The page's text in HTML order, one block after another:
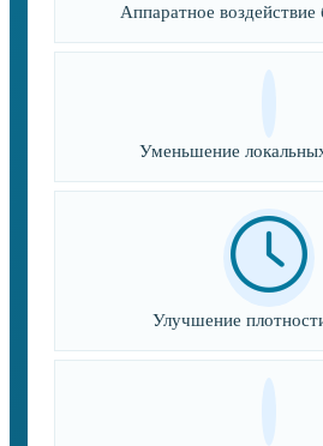
Аппаратное воздействие
Уменьшение
Улучшение